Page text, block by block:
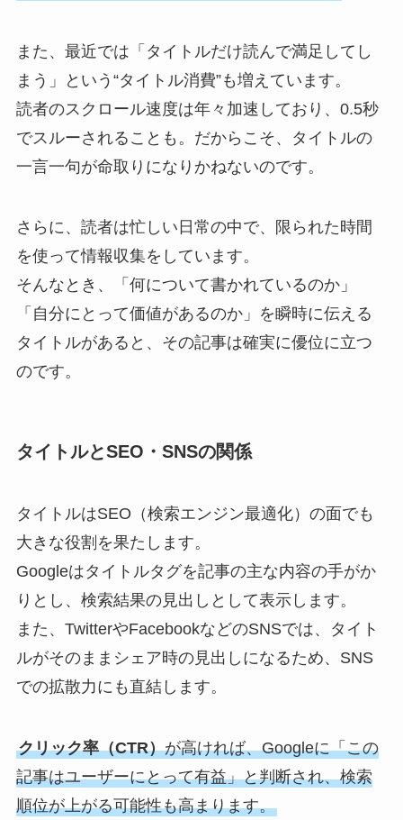
また、最近では「タイトルだけ読んで満足してし
まう」という“タイトル消費”も増えています。
読者のスクロール速度は年々加速しており、0.5秒
でスルーされることも。だからこそ、タイトルの
一言一句が命取りになりかねないのです。
さらに、読者は忙しい日常の中で、限られた時間
を使って情報収集をしています。
そんなとき、「何について書かれているのか」
「自分にとって価値があるのか」を瞬時に伝える
タイトルがあると、その記事は確実に優位に立つ
のです。
タイトルとSEO・SNSの関係
タイトルはSEO（検索エンジン最適化）の面でも
大きな役割を果たします。
Googleはタイトルタグを記事の主な内容の手がか
りとし、検索結果の見出しとして表示します。
また、TwitterやFacebookなどのSNSでは、タイト
ルがそのままシェア時の見出しになるため、SNS
での拡散力にも直結します。
クリック率（CTR）が高ければ、Googleに「この
記事はユーザーにとって有益」と判断され、検索
順位が上がる可能性も高まります。